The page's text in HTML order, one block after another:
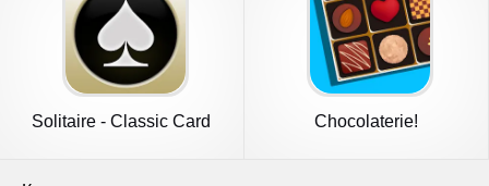
Solitaire - Classic Card
Chocolaterie!